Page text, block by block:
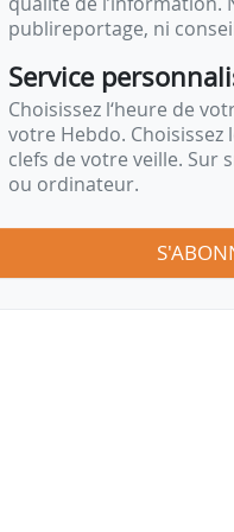
publireportage, ni
Service
Choisissez l‘heure de
votre Hebdo.
clefs de votre veille. Sur
ou ordinateur.